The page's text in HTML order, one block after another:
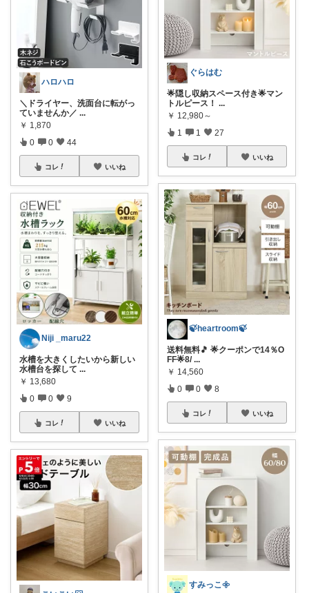
ハロハロ
＼ドライヤー、洗面台に転がっ
ていませんか／ ...
￥ 1,870
0 0 44
コレ いいね
Niji _maru22
水槽を大きくしたいから新しい
水槽台を探して ...
￥ 13,680
0 0 9
コレ いいね
ぐらはむ
🌟隠し収納スペース付き🌟マン
トルピース！ ...
￥ 12,980～
1 1 27
コレ いいね
🍃heartroom🍃
送料無料🎵 🌟クーポンで14％O
FF🌟8/ ...
￥ 14,560
0 0 8
コレ いいね
すみっこ𖧷